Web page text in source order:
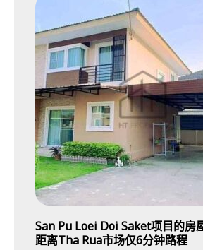
San Pu Loei Doi Saket项目的房
距离Tha Rua市场仅6分钟路程